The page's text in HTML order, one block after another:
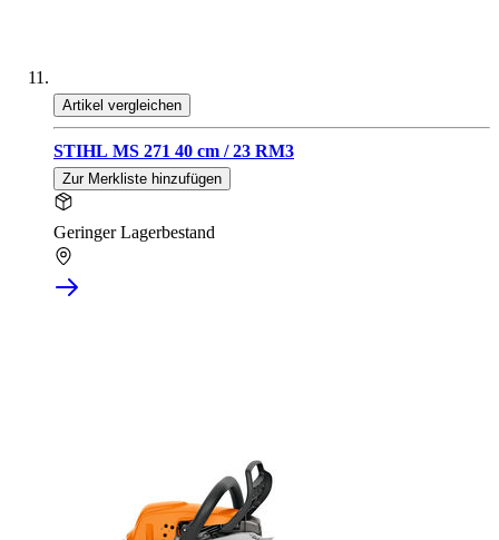
Artikel vergleichen
STIHL MS 271 40 cm / 23 RM3
Zur Merkliste hinzufügen
Geringer Lagerbestand